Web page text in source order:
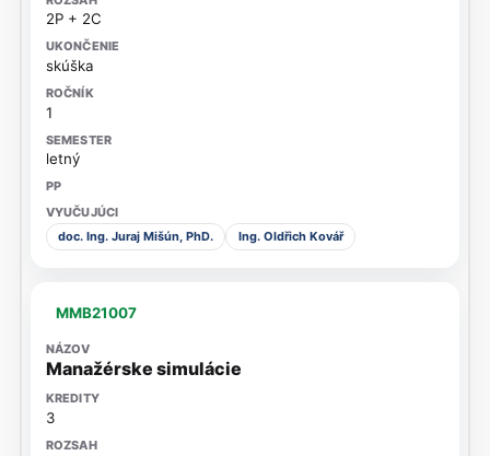
2P + 2C
skúška
1
letný
doc. Ing. Juraj Mišún, PhD. Ing. Oldřich Kovář
MMB21007
Manažérske simulácie
3